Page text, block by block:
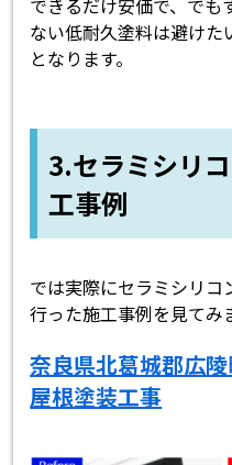
ない低耐久塗料は避け
となります。
3.セラミシリ
工事例
では実際にセラミシリコ
行った施工事例を見てみ
奈良県北葛城郡広
屋根塗装工事